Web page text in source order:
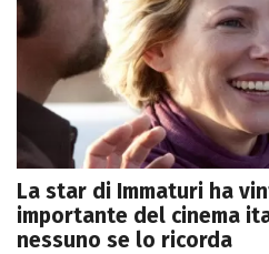
La star di Immaturi ha
importante del cinema
nessuno se lo ricorda